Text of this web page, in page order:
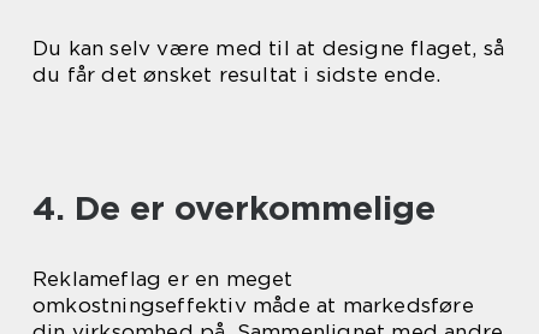
Du kan selv være med til at designe flaget, så
du får det ønsket resultat i sidste ende.
4. De er overkommelige
Reklameflag er en meget
omkostningseffektiv måde at markedsføre